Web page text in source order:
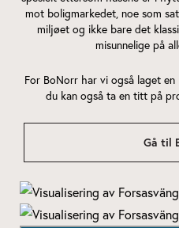
mot boligmarkedet, noe som
miljøet og ikke bare det
misunnelige på
For BoNorr har vi også laget
du kan også ta en titt på
Gå til